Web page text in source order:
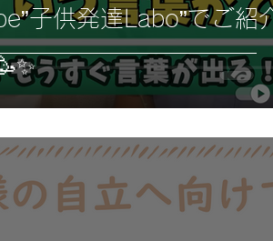
子供発達Labo”でご紹